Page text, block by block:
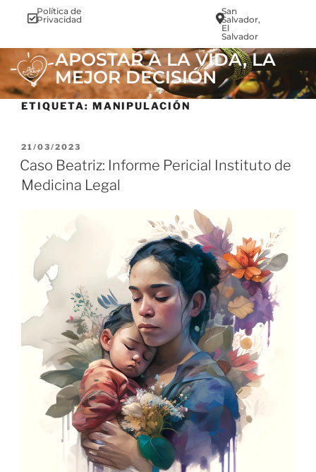
Política de
Privacidad
San
Salvador,
El
Salvador
APOSTAR A LA VIDA, LA
MEJOR DECISIÓN
ETIQUETA: MANIPULACIÓN
21/03/2023
Caso Beatriz: Informe Pericial Instituto de
Medicina Legal